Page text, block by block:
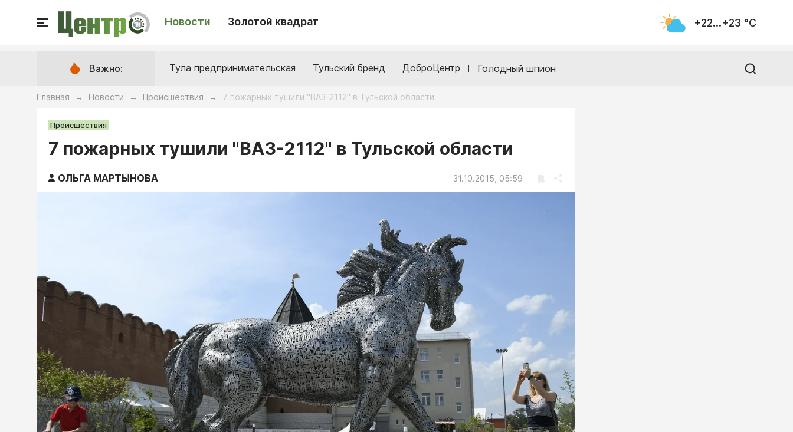
Новости Золотой квадрат +22...+23 °С
Важно: Тула предпринимательская Тульский бренд ДоброЦентр Голодный шпион
Главная → Новости → Происшествия → 7 пожарных тушили "ВАЗ-2112" в Тульской области
Происшествия
7 пожарных тушили "ВАЗ-2112" в Тульской области
ОЛЬГА МАРТЫНОВА 31.10.2015, 05:59